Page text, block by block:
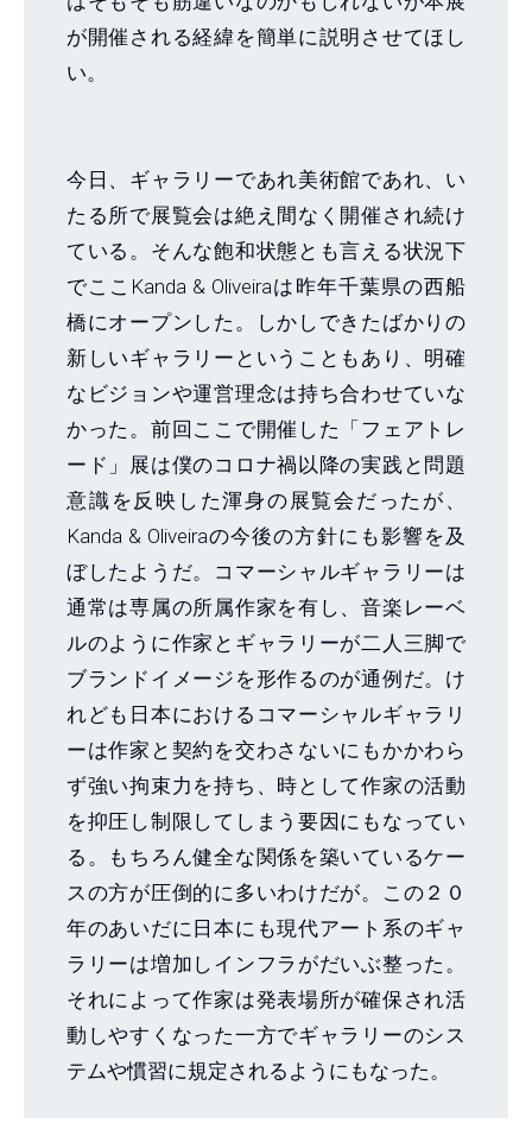
が開催される経緯を簡単に説明させてほし
い。
今日、ギャラリーであれ美術館であれ、い
たる所で展覧会は絶え間なく開催され続け
ている。そんな飽和状態とも言える状況下
でここKanda & Oliveiraは昨年千葉県の西船
橋にオープンした。しかしできたばかりの
新しいギャラリーということもあり、明確
なビジョンや運営理念は持ち合わせていな
かった。前回ここで開催した「フェアトレ
ード」展は僕のコロナ禍以降の実践と問題
意識を反映した渾身の展覧会だったが、
Kanda & Oliveiraの今後の方針にも影響を及
ぼしたようだ。コマーシャルギャラリーは
通常は専属の所属作家を有し、音楽レーベ
ルのように作家とギャラリーが二人三脚で
ブランドイメージを形作るのが通例だ。け
れども日本におけるコマーシャルギャラリ
ーは作家と契約を交わさないにもかかわら
ず強い拘束力を持ち、時として作家の活動
を抑圧し制限してしまう要因にもなってい
る。もちろん健全な関係を築いているケー
スの方が圧倒的に多いわけだが。この２０
年のあいだに日本にも現代アート系のギャ
ラリーは増加しインフラがだいぶ整った。
それによって作家は発表場所が確保され活
動しやすくなった一方でギャラリーのシス
テムや慣習に規定されるようにもなった。